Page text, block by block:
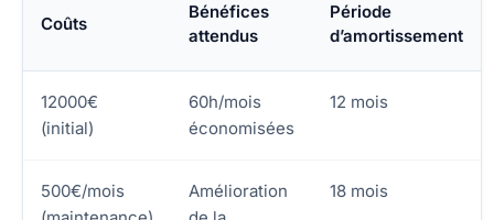
Coûts
Bénéfices
attendus
Période
d’amortissement
12000€
(initial)
60h/mois
économisées
12 mois
500€/mois
Amélioration
18 mois